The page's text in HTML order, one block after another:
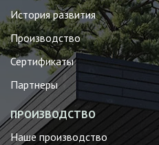
История развития
Производство
Сертификаты
Партнеры
ПРОИЗВОДСТВО
Наше производство